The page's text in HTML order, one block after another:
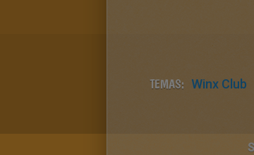
TEMAS: Winx Club